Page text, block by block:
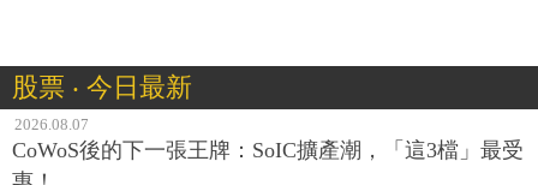
股票 ‧ 今日最新
2026.08.07
CoWoS後的下一張王牌：SoIC擴產潮，「這3檔」最受